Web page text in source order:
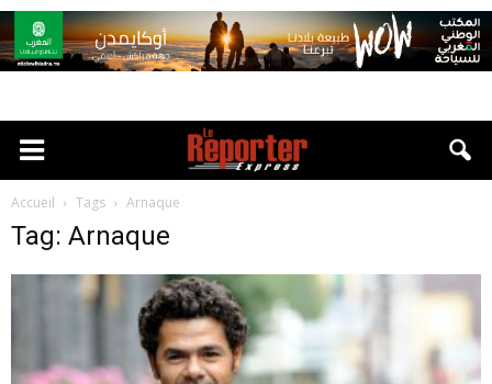
Accueil Tags Arnaque
Tag: Arnaque